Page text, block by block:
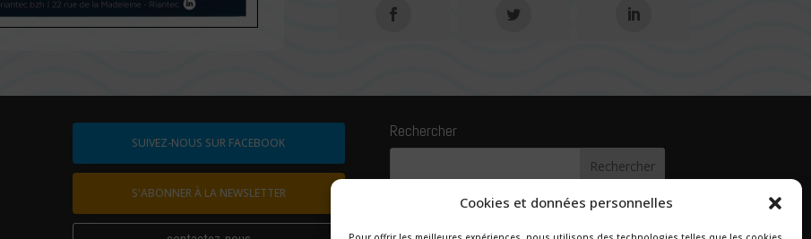
Cookies et données personnelles
SUIVEZ-NOUS SUR FACEBOOK
S'ABONNER À LA NEWSLETTER
Rechercher